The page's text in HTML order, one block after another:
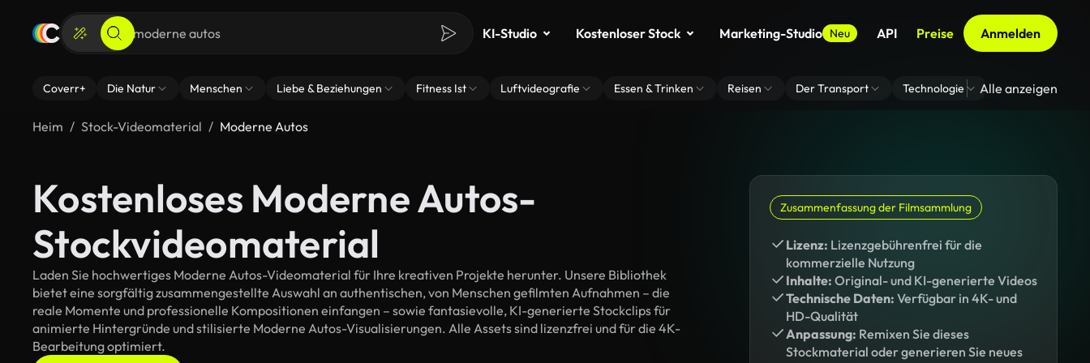
KI-Studio Kostenloser Stock Marketing-Studio Neu API Preise Anmelden
Coverr+ Die Natur Menschen Liebe & Beziehungen Fitness Ist Luftvideografie Essen & Trinken Reisen Der Transport Technologie Zoom Virtuelle
Alle anzeigen
Heim Stock-Videomaterial Moderne Autos
Kostenloses Moderne Autos-
Stockvideomaterial
Laden Sie hochwertiges Moderne Autos-Videomaterial für Ihre kreativen Projekte herunter. Unsere Bibliothek
bietet eine sorgfältig zusammengestellte Auswahl an authentischen, von Menschen gefilmten Aufnahmen – die
reale Momente und professionelle Kompositionen einfangen – sowie fantasievolle, KI-generierte Stockclips für
animierte Hintergründe und stilisierte Moderne Autos-Visualisierungen. Alle Assets sind lizenzfrei und für die 4K-
Bearbeitung optimiert.
Zusammenfassung der Filmsammlung
Lizenz: Lizenzgebührenfrei für die
kommerzielle Nutzung
Inhalte: Original- und KI-generierte Videos
Technische Daten: Verfügbar in 4K- und
HD-Qualität
Anpassung: Remixen Sie dieses
Stockmaterial oder generieren Sie neues